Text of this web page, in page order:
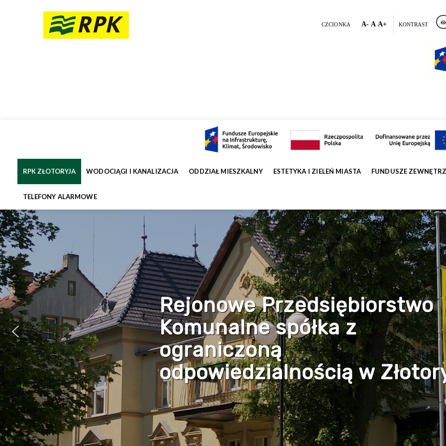
CZCIONKA A- A A+ KONTRAST
RPK ZŁOTORYJA WODOCIĄGI I KANALIZACJA ODDZIAŁ MIESZKALNY ESTETYKA I ZIELEŃ MIASTA FUNDUSZE
TELEFONY ALARMOWE
Rejonowe Przedsiębiorstwo
Komunalne spółka z
ograniczoną
odpowiedzialnością w